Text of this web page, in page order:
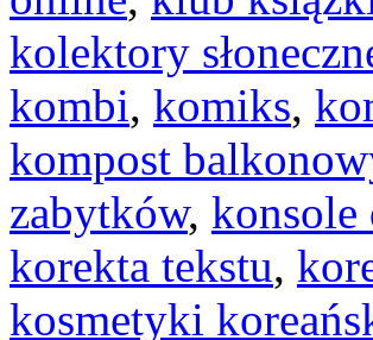
kolektory
kombi, komiks,
kompost
zabytków, konsole
korekta tekstu,
kosmetyki